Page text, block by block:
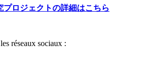
プロジェクトの詳細はこちら
réseaux sociaux :